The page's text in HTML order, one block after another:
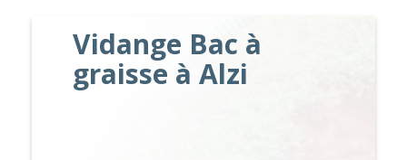
Vidange Bac à
graisse à Alzi